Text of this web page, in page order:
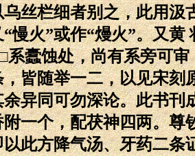
丝栏细者别之，此用
慢火”或作“熳火”。又
蠹蚀处，尚有系旁可
皆随举一二，以见宋
异同可勿深论。此书
一个，配茯神四两。
此方降气汤、牙药二